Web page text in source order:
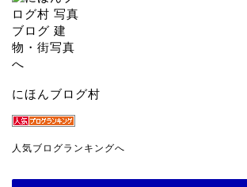
にほんブログ村
人気ブログランキングへ